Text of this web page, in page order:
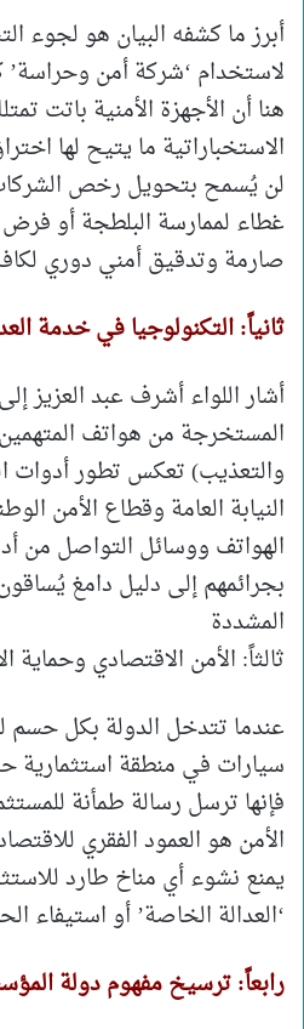
أبرز ما كشفه البيان هو لجوء
لاستخدام ‘شركة أمن وحراسة’
هنا أن الأجهزة الأمنية باتت
الاستخباراتية ما يتيح لها
لن يُسمح بتحويل رخص
غطاء لممارسة البلطجة أو فرض
صارمة وتدقيق أمني دوري
ثانياً: التكنولوجيا في خدمة
أشار اللواء أشرف عبد العزيز
المستخرجة من هواتف
والتعذيب) تعكس تطور أدوات
النيابة العامة وقطاع الأمن
الهواتف ووسائل التواصل من
بجرائمهم إلى دليل دامغ
المشددة
ثالثاً: الأمن الاقتصادي وحماية
عندما تتدخل الدولة بكل
سيارات في منطقة استثمارية
فإنها ترسل رسالة طمأنة
الأمن هو العمود الفقري
يمنع نشوء أي مناخ طارد
‘العدالة الخاصة’ أو استيفاء
رابعاً: ترسيخ مفهوم دولة